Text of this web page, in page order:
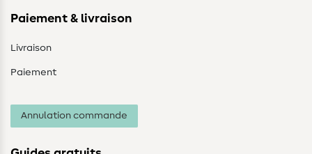
Paiement & livraison
Livraison
Paiement
Annulation commande